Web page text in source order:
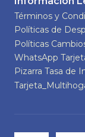
Términos y
Políticas de
Políticas
WhatsApp
Pizarra Tasa de